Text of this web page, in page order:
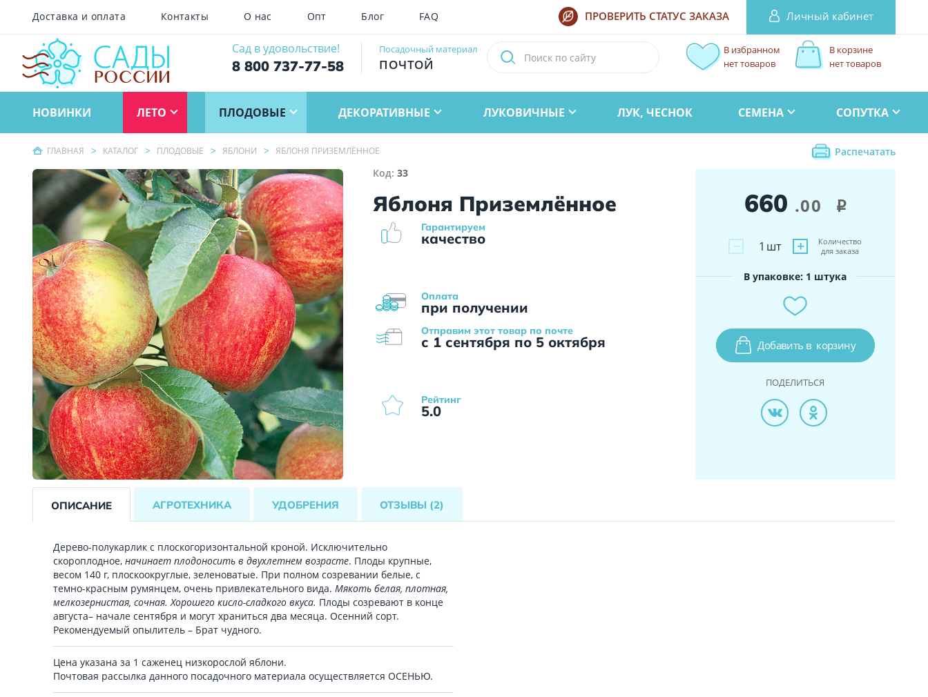
Доставка и оплата Контакты О нас Опт Блог FAQ ПРОВЕРИТЬ СТАТУС ЗАКАЗА Личный кабинет
Сад в удовольствие!
8 800 737-77-58
Посадочный материал
ПОЧТОЙ
В корзине
нет товаров
В избранном
нет товаров
НОВИНКИ ЛЕТО ПЛОДОВЫЕ ДЕКОРАТИВНЫЕ ЛУКОВИЧНЫЕ ЛУК, ЧЕСНОК СЕМЕНА СОПУТКА
ГЛАВНАЯ КАТАЛОГ ПЛОДОВЫЕ ЯБЛОНИ ЯБЛОНЯ ПРИЗЕМЛЁННОЕ
Распечатать
Код:33
Яблоня Приземлённое
Оплата
при получении
Гарантируем
качество
Отправим этот товар по почте
с 1 сентября по 5 октября
Рейтинг
5.0
660 .00 i
− +
1 шт
Количество
для заказа
В упаковке: 1 штука
Добавить в корзину
ПОДЕЛИТЬСЯ
ОПИСАНИЕ АГРОТЕХНИКА УДОБРЕНИЯ ОТЗЫВЫ (2)
Дерево-полукарлик с плоскогоризонтальной кроной. Исключительно
скороплодное, начинает плодоносить в двухлетнем возрасте. Плоды крупные,
весом 140 г, плоскоокруглые, зеленоватые. При полном созревании белые, с
темно-красным румянцем, очень привлекательного вида. Мякоть белая, плотная,
мелкозернистая, сочная. Хорошего кисло-сладкого вкуса. Плоды созревают в конце
августа– начале сентября и могут храниться два месяца. Осенний сорт.
Рекомендуемый опылитель – Брат чудного.
Цена указана за 1 саженец низкорослой яблони.
Почтовая рассылка данного посадочного материала осуществляется ОСЕНЬЮ.